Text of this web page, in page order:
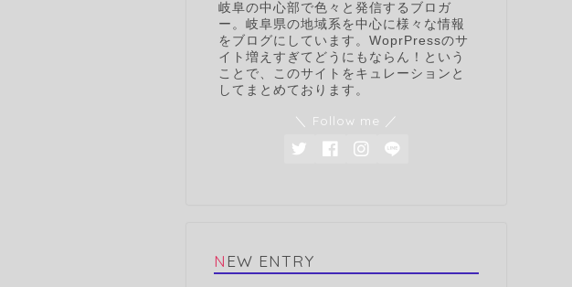
岐阜の中心部で色々と発信するブロガ
ー。岐阜県の地域系を中心に様々な情報
をブログにしています。WoprPressのサ
イト増えすぎてどうにもならん！という
ことで、このサイトをキュレーションと
してまとめております。
＼ Follow me ／
NEW ENTRY